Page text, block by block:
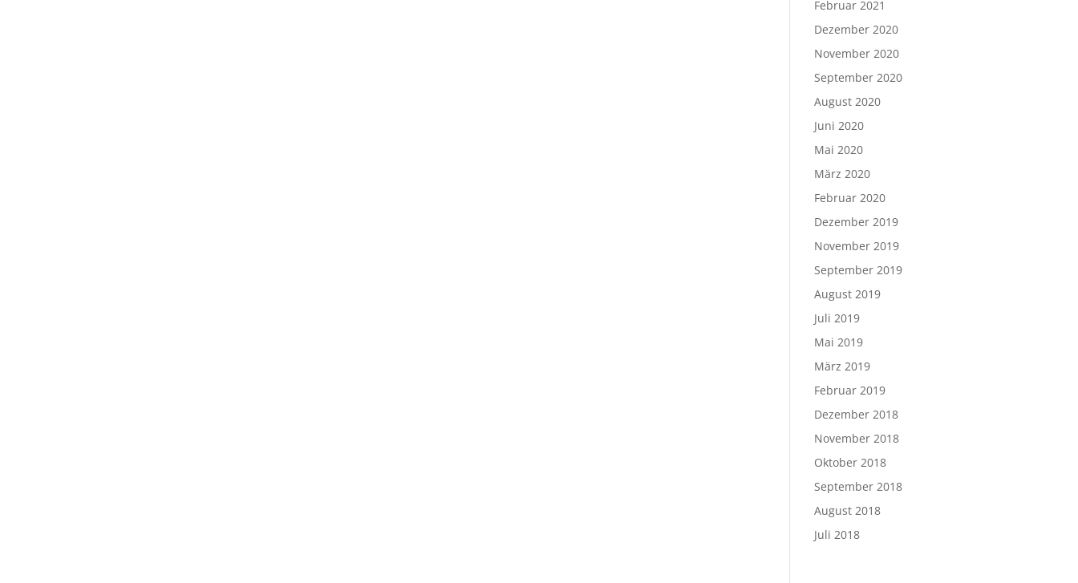
Februar 2021
Dezember 2020
November 2020
September 2020
August 2020
Juni 2020
Mai 2020
März 2020
Februar 2020
Dezember 2019
November 2019
September 2019
August 2019
Juli 2019
Mai 2019
März 2019
Februar 2019
Dezember 2018
November 2018
Oktober 2018
September 2018
August 2018
Juli 2018